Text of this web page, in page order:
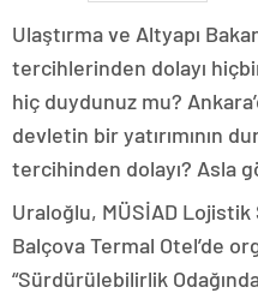
Ulaştırma ve Altyapı
tercihlerinden dolayı
hiç duydunuz mu?
devletin bir yatırımının
tercihinden dolayı? Asla
Uraloğlu, MÜSİAD
Balçova Termal Otel’de
“Sürdürülebilirlik